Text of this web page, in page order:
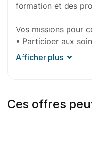
formation et des
Vos missions pour
• Participer aux
Accompagner les
quotidienne,
• Assister l’équipe
infirmiers et aides-
Afficher plus
Ces offres